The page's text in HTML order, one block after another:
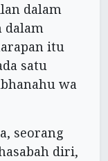
dalam
dalam
itu
satu
wa
seorang
diri,